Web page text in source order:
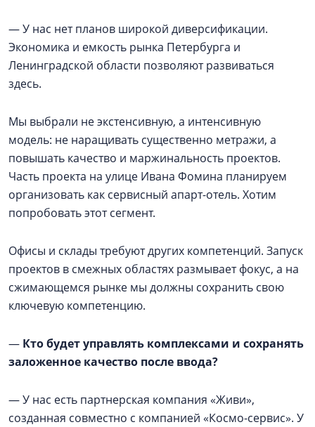
— У нас нет планов широкой диверсификации.
Экономика и емкость рынка Петербурга и
Ленинградской области позволяют развиваться
здесь.
Мы выбрали не экстенсивную, а интенсивную
модель: не наращивать существенно метражи, а
повышать качество и маржинальность проектов.
Часть проекта на улице Ивана Фомина планируем
организовать как сервисный апарт-отель. Хотим
попробовать этот сегмент.
Офисы и склады требуют других компетенций. Запуск
проектов в смежных областях размывает фокус, а на
сжимающемся рынке мы должны сохранить свою
ключевую компетенцию.
— Кто будет управлять комплексами и сохранять
заложенное качество после ввода?
— У нас есть партнерская компания «Живи»,
созданная совместно с компанией «Космо-сервис». У